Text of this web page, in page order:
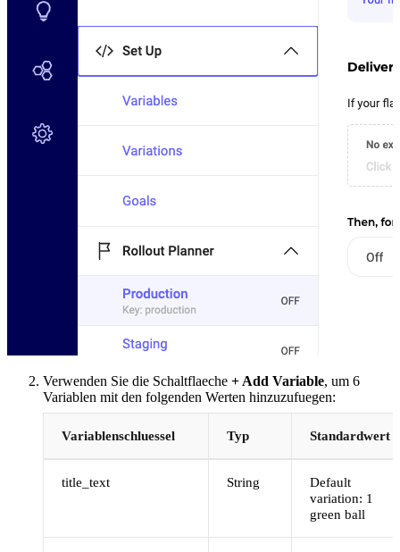
Verwenden Sie die Schaltflaeche + Add Variable, um 6
Variablen mit den folgenden Werten hinzuzufuegen:
Variablenschluessel Typ Standardwert
title_text String
Default
variation: 1
green ball